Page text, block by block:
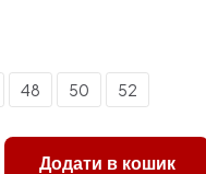
48 50 52
Додати в кошик